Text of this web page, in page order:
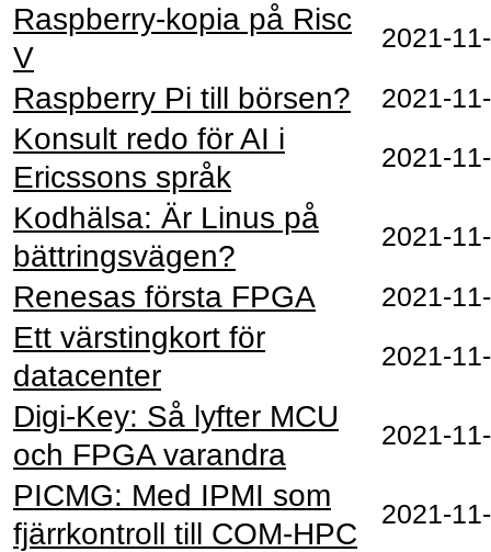
Raspberry-kopia på Risc
V
Raspberry Pi till börsen?
Konsult redo för AI i
Ericssons språk
Kodhälsa: Är Linus på
bättringsvägen?
Renesas första FPGA
Ett värstingkort för
datacenter
Digi-Key: Så lyfter MCU
och FPGA varandra
PICMG: Med IPMI som
fjärrkontroll till COM-HPC